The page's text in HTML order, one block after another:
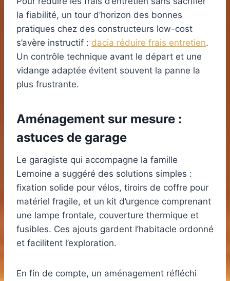
la fiabilité, un tour d’horizon des bonnes
pratiques chez des constructeurs low-cost
s’avère instructif : dacia réduire frais entretien.
Un contrôle technique avant le départ et une
vidange adaptée évitent souvent la panne la
plus frustrante.
Aménagement sur mesure :
astuces de garage
Le garagiste qui accompagne la famille
Lemoine a suggéré des solutions simples :
fixation solide pour vélos, tiroirs de coffre pour
matériel fragile, et un kit d’urgence comprenant
une lampe frontale, couverture thermique et
fusibles. Ces ajouts gardent l’habitacle ordonné
et facilitent l’exploration.
En fin de compte, un aménagement réfléchi